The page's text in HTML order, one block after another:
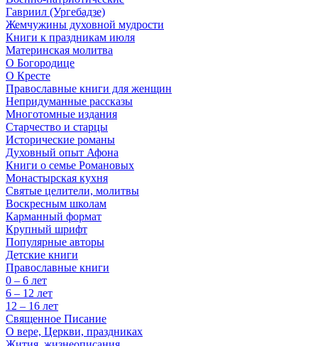
Гавриил (Ургебадзе)
Жемчужины духовной мудрости
Книги к праздникам июля
Материнская молитва
О Богородице
О Кресте
Православные книги для женщин
Непридуманные рассказы
Многотомные издания
Старчество и старцы
Исторические романы
Духовный опыт Афона
Книги о семье Романовых
Монастырская кухня
Святые целители, молитвы
Воскресным школам
Карманный формат
Крупный шрифт
Популярные авторы
Детские книги
Православные книги
0 – 6 лет
6 – 12 лет
12 – 16 лет
Священное Писание
О вере, Церкви, праздниках